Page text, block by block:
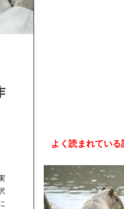
よく読まれてい